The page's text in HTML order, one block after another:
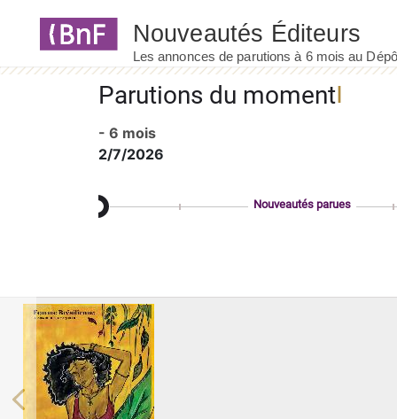
Parutions du moment
- 6 mois
2/7/2026
Nouveautés parues
Previous